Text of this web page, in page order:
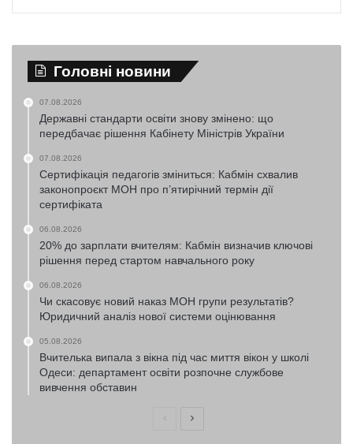
Головні новини
07.08.2026
Державні стандарти освіти знову змінено: що
передбачає рішення Кабінету Міністрів України
07.08.2026
Сертифікація педагогів зміниться: Кабмін схвалив
законопроєкт МОН про п’ятирічний термін дії
сертифіката
06.08.2026
20% до зарплати вчителям: Кабмін визначив ключові
рішення перед стартом навчального року
06.08.2026
Чи скасовує новий наказ МОН групи результатів?
Юридичний аналіз нової системи оцінювання
05.08.2026
Вчителька випала з вікна під час миття вікон у школі
Одеси: департамент освіти розпочне службове
вивчення обставин
ПопередняНаступна